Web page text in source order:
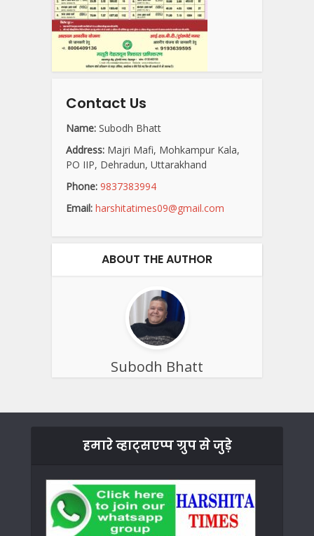
Contact Us
Name: Subodh Bhatt
Address: Majri Mafi, Mohkampur Kala,
PO IIP, Dehradun, Uttarakhand
Phone: 9837383994
Email: harshitatimes09@gmail.com
ABOUT THE AUTHOR
Subodh Bhatt
हमारे व्हाट्सएप्प ग्रुप से जुड़े